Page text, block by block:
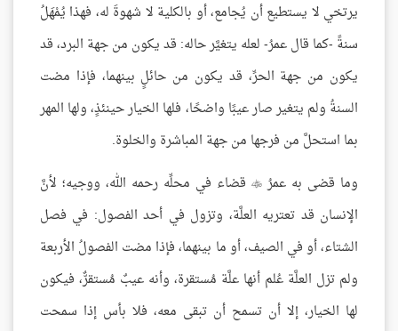
يرتخي لا يستطيع أن يُجامع، أو بالكلية لا شهوةَ له، فهذا يُمْهَلُ
سنةً -كما قال عمرُ- لعله يتغيَّر حاله: قد يكون من جهة البرد، قد
يكون من جهة الحرِّ، قد يكون من حائلٍ بينهما، فإذا مضت
السنةُ ولم يتغير صار عيبًا واضحًا، فلها الخيار حينئذٍ، ولها المهر
بما استحلَّ من فرجها من جهة المباشرة والخلوة.
وما قضى به عمرُ  قضاء في محلِّه رحمه الله، ووجيه؛ لأنَّ
الإنسان قد تعتريه العلَّة، وتزول في أحد الفصول: في فصل
الشتاء، أو في الصيف، أو ما بينهما، فإذا مضت الفصولُ الأربعة
ولم تزل العلَّة عُلم أنها علَّة مُستقرة، وأنه عيبٌ مُستقرٌّ، فيكون
لها الخيار، إلا أن تسمح أن تبقى معه، فلا بأس إذا سمحت